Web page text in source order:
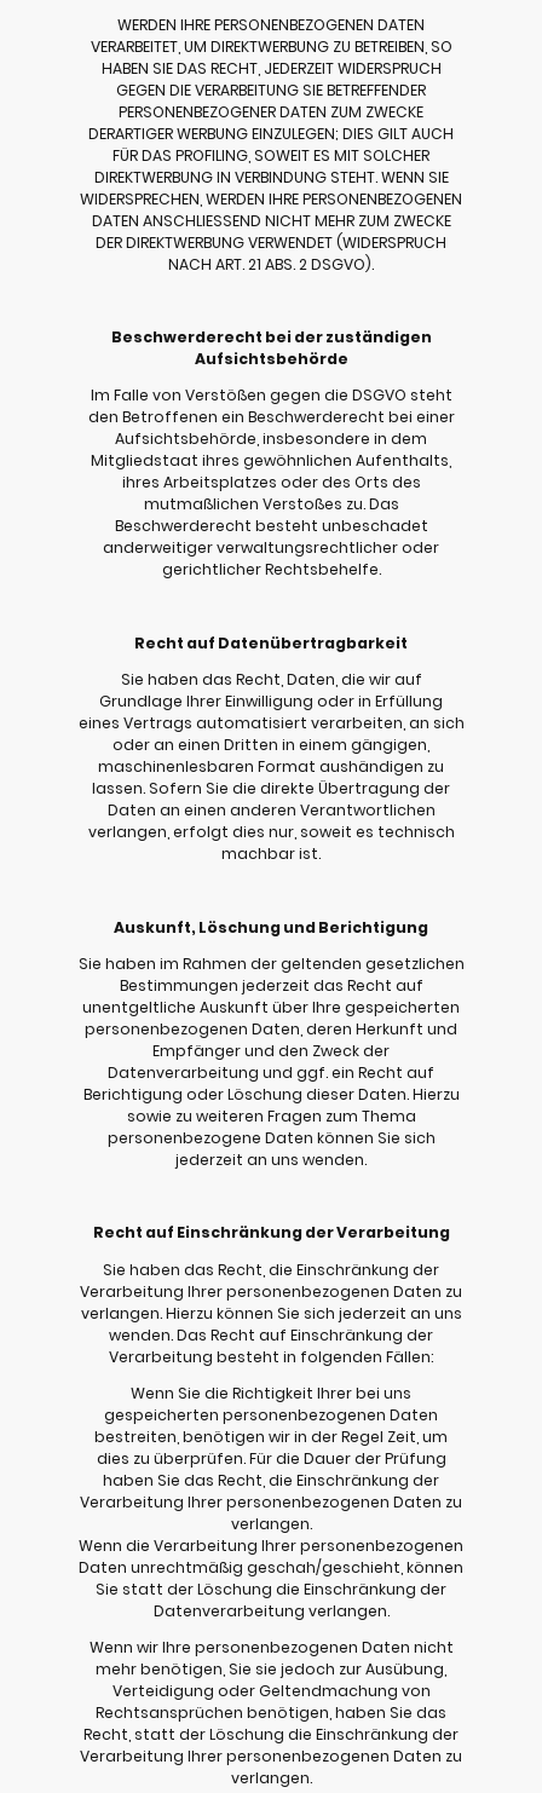
WERDEN IHRE PERSONENBEZOGENEN DATEN
VERARBEITET, UM DIREKTWERBUNG ZU BETREIBEN, SO
HABEN SIE DAS RECHT, JEDERZEIT WIDERSPRUCH
GEGEN DIE VERARBEITUNG SIE BETREFFENDER
PERSONENBEZOGENER DATEN ZUM ZWECKE
DERARTIGER WERBUNG EINZULEGEN; DIES GILT AUCH
FÜR DAS PROFILING, SOWEIT ES MIT SOLCHER
DIREKTWERBUNG IN VERBINDUNG STEHT. WENN SIE
WIDERSPRECHEN, WERDEN IHRE PERSONENBEZOGENEN
DATEN ANSCHLIESSEND NICHT MEHR ZUM ZWECKE
DER DIREKTWERBUNG VERWENDET (WIDERSPRUCH
NACH ART. 21 ABS. 2 DSGVO).
Beschwerderecht bei der zuständigen
Aufsichtsbehörde
Im Falle von Verstößen gegen die DSGVO steht
den Betroffenen ein Beschwerderecht bei einer
Aufsichtsbehörde, insbesondere in dem
Mitgliedstaat ihres gewöhnlichen Aufenthalts,
ihres Arbeitsplatzes oder des Orts des
mutmaßlichen Verstoßes zu. Das
Beschwerderecht besteht unbeschadet
anderweitiger verwaltungsrechtlicher oder
gerichtlicher Rechtsbehelfe.
Recht auf Datenübertragbarkeit
Sie haben das Recht, Daten, die wir auf
Grundlage Ihrer Einwilligung oder in Erfüllung
eines Vertrags automatisiert verarbeiten, an sich
oder an einen Dritten in einem gängigen,
maschinenlesbaren Format aushändigen zu
lassen. Sofern Sie die direkte Übertragung der
Daten an einen anderen Verantwortlichen
verlangen, erfolgt dies nur, soweit es technisch
machbar ist.
Auskunft, Löschung und Berichtigung
Sie haben im Rahmen der geltenden gesetzlichen
Bestimmungen jederzeit das Recht auf
unentgeltliche Auskunft über Ihre gespeicherten
personenbezogenen Daten, deren Herkunft und
Empfänger und den Zweck der
Datenverarbeitung und ggf. ein Recht auf
Berichtigung oder Löschung dieser Daten. Hierzu
sowie zu weiteren Fragen zum Thema
personenbezogene Daten können Sie sich
jederzeit an uns wenden.
Recht auf Einschränkung der Verarbeitung
Sie haben das Recht, die Einschränkung der
Verarbeitung Ihrer personenbezogenen Daten zu
verlangen. Hierzu können Sie sich jederzeit an uns
wenden. Das Recht auf Einschränkung der
Verarbeitung besteht in folgenden Fällen:
Wenn Sie die Richtigkeit Ihrer bei uns
gespeicherten personenbezogenen Daten
bestreiten, benötigen wir in der Regel Zeit, um
dies zu überprüfen. Für die Dauer der Prüfung
haben Sie das Recht, die Einschränkung der
Verarbeitung Ihrer personenbezogenen Daten zu
verlangen.
Wenn die Verarbeitung Ihrer personenbezogenen
Daten unrechtmäßig geschah/geschieht, können
Sie statt der Löschung die Einschränkung der
Datenverarbeitung verlangen.
Wenn wir Ihre personenbezogenen Daten nicht
mehr benötigen, Sie sie jedoch zur Ausübung,
Verteidigung oder Geltendmachung von
Rechtsansprüchen benötigen, haben Sie das
Recht, statt der Löschung die Einschränkung der
Verarbeitung Ihrer personenbezogenen Daten zu
verlangen.